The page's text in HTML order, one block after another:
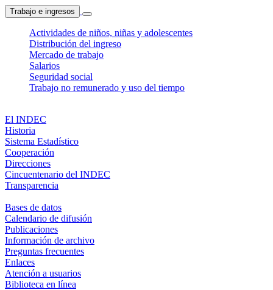
Trabajo e ingresos
Actividades de niños, niñas y adolescentes
Distribución del ingreso
Mercado de trabajo
Salarios
Seguridad social
Trabajo no remunerado y uso del tiempo
El INDEC
Historia
Sistema Estadístico
Cooperación
Direcciones
Cincuentenario del INDEC
Transparencia
Bases de datos
Calendario de difusión
Publicaciones
Información de archivo
Preguntas frecuentes
Enlaces
Atención a usuarios
Biblioteca en línea